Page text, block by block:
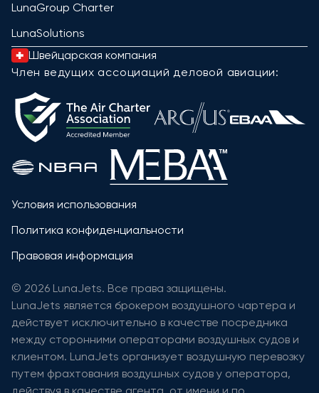
LunaGroup Charter
LunaSolutions
Швейцарская компания
Член ведущих ассоциаций деловой авиации:
Условия использования
Политика конфиденциальности
Правовая информация
© 2026 LunaJets. Все права защищены.
LunaJets является брокером воздушного чартера и
действует исключительно в качестве посредника
между сторонними операторами воздушных судов и
клиентом. LunaJets организует воздушную перевозку
путем фрахтования воздушных судов у оператора,